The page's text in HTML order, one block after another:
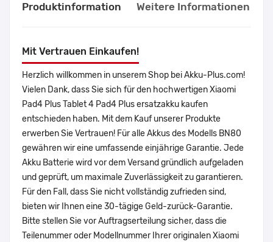
Produktinformation Weitere Informationen
Mit Vertrauen Einkaufen!
Herzlich willkommen in unserem Shop bei Akku-Plus.com!
Vielen Dank, dass Sie sich für den hochwertigen Xiaomi
Pad4 Plus Tablet 4 Pad4 Plus ersatzakku kaufen
entschieden haben. Mit dem Kauf unserer Produkte
erwerben Sie Vertrauen! Für alle Akkus des Modells BN80
gewähren wir eine umfassende einjährige Garantie. Jede
Akku Batterie wird vor dem Versand gründlich aufgeladen
und geprüft, um maximale Zuverlässigkeit zu garantieren.
Für den Fall, dass Sie nicht vollständig zufrieden sind,
bieten wir Ihnen eine 30-tägige Geld-zurück-Garantie.
Bitte stellen Sie vor Auftragserteilung sicher, dass die
Teilenummer oder Modellnummer Ihrer originalen Xiaomi